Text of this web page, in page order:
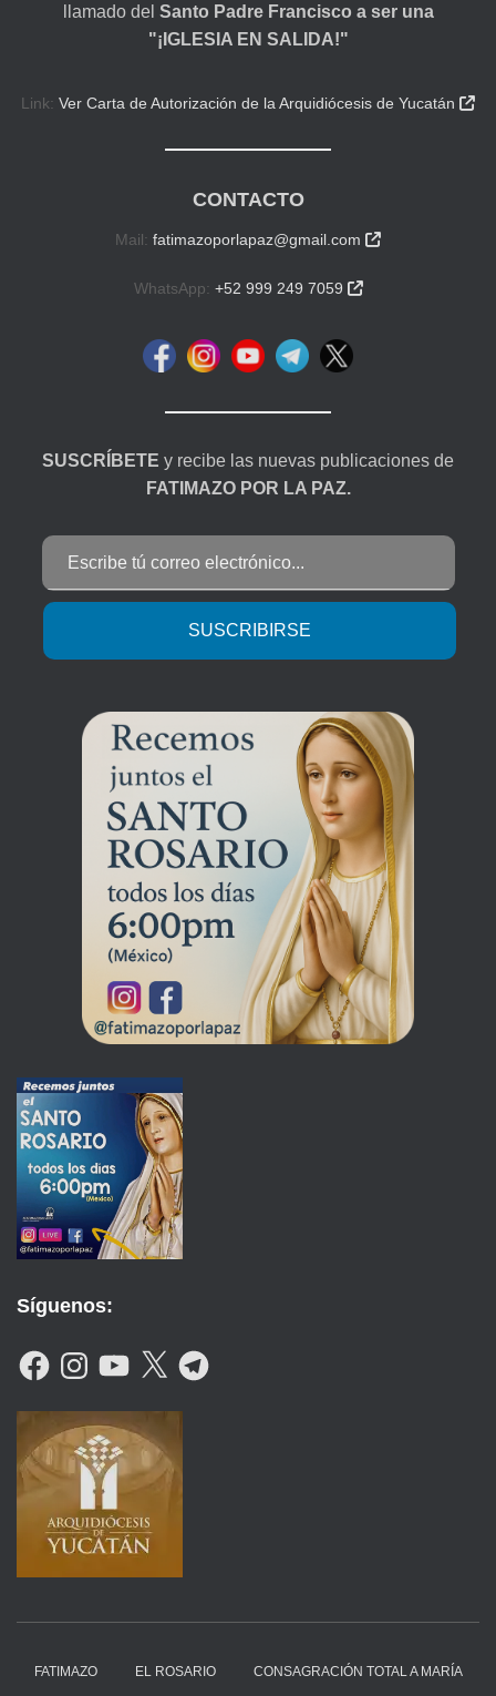
llamado del Santo Padre Francisco a ser una
"¡IGLESIA EN SALIDA!"
Link: Ver Carta de Autorización de la Arquidiócesis de Yucatán 
CONTACTO
Mail: fatimazoporlapaz@gmail.com 
WhatsApp: +52 999 249 7059 
SUSCRÍBETE y recibe las nuevas publicaciones de
FATIMAZO POR LA PAZ.
SUSCRIBIRSE
Síguenos:
F
A
B
K
N
A
G
R
M
Y
O
U
B
E
X
T
E
G
FATIMAZO EL ROSARIO CONSAGRACIÓN TOTAL A MARÍA